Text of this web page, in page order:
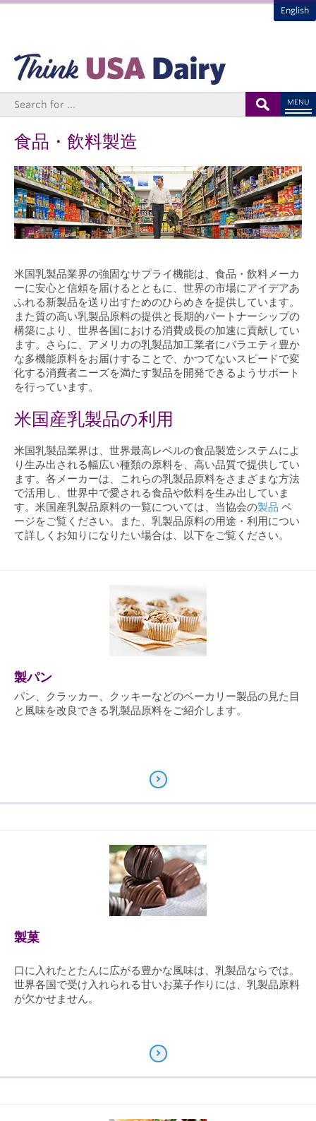
English
MENU
食品・飲料製造
米国乳製品業界の強固なサプライ機能は、食品・飲料メーカ
ーに安心と信頼を届けるとともに、世界の市場にアイデアあ
ふれる新製品を送り出すためのひらめきを提供しています。
また質の高い乳製品原料の提供と長期的パートナーシップの
構築により、世界各国における消費成長の加速に貢献してい
ます。さらに、アメリカの乳製品加工業者にバラエティ豊か
な多機能原料をお届けすることで、かつてないスピードで変
化する消費者ニーズを満たす製品を開発できるようサポート
を行っています。
米国産乳製品の利用
米国乳製品業界は、世界最高レベルの食品製造システムによ
り生み出される幅広い種類の原料を、高い品質で提供してい
ます。各メーカーは、これらの乳製品原料をさまざまな方法
で活用し、世界中で愛される食品や飲料を生み出していま
す。米国産乳製品原料の一覧については、当協会の製品 ペ
ージをご覧ください。また、乳製品原料の用途・利用につい
て詳しくお知りになりたい場合は、以下をご覧ください。
製パン
パン、クラッカー、クッキーなどのベーカリー製品の見た目
と風味を改良できる乳製品原料をご紹介します。
製菓
口に入れたとたんに広がる豊かな風味は、乳製品ならでは。
世界各国で受け入れられる甘いお菓子作りには、乳製品原料
が欠かせません。